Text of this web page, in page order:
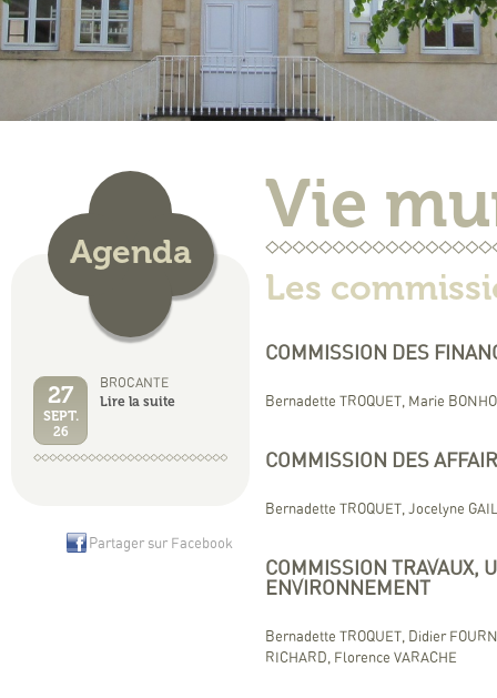
Agenda
27
SEPT.
26
BROCANTE
Lire la suite
Partager sur Facebook
Vie
Les
COMMISSION DES
Bernadette TROQUET, Marie
COMMISSION DES
Bernadette TROQUET, Jocelyne
COMMISSION TRAVAUX,
ENVIRONNEMENT
Bernadette TROQUET, Didier
RICHARD, Florence VARACHE